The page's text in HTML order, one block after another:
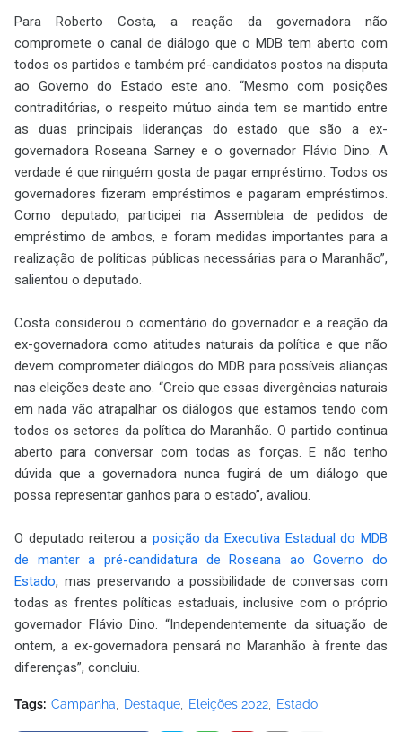
Para Roberto Costa, a reação da governadora não
compromete o canal de diálogo que o MDB tem aberto com
todos os partidos e também pré-candidatos postos na disputa
ao Governo do Estado este ano. “Mesmo com posições
contraditórias, o respeito mútuo ainda tem se mantido entre
as duas principais lideranças do estado que são a ex-
governadora Roseana Sarney e o governador Flávio Dino. A
verdade é que ninguém gosta de pagar empréstimo. Todos os
governadores fizeram empréstimos e pagaram empréstimos.
Como deputado, participei na Assembleia de pedidos de
empréstimo de ambos, e foram medidas importantes para a
realização de políticas públicas necessárias para o Maranhão”,
salientou o deputado.
Costa considerou o comentário do governador e a reação da
ex-governadora como atitudes naturais da política e que não
devem comprometer diálogos do MDB para possíveis alianças
nas eleições deste ano. “Creio que essas divergências naturais
em nada vão atrapalhar os diálogos que estamos tendo com
todos os setores da política do Maranhão. O partido continua
aberto para conversar com todas as forças. E não tenho
dúvida que a governadora nunca fugirá de um diálogo que
possa representar ganhos para o estado”, avaliou.
O deputado reiterou a posição da Executiva Estadual do MDB
de manter a pré-candidatura de Roseana ao Governo do
Estado, mas preservando a possibilidade de conversas com
todas as frentes políticas estaduais, inclusive com o próprio
governador Flávio Dino. “Independentemente da situação de
ontem, a ex-governadora pensará no Maranhão à frente das
diferenças”, concluiu.
Tags: Campanha Destaque Eleições 2022 Estado